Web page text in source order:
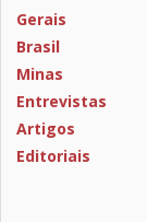
Gerais
Brasil
Minas
Entrevistas
Artigos
Editoriais